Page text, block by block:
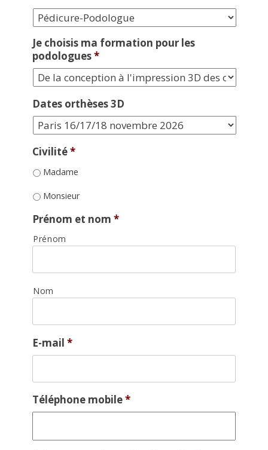
Je choisis ma formation pour les
podologues*
Dates orthèses 3D
Civilité*
Madame
Monsieur
Prénom et nom *
Prénom
Nom
E-mail *
Téléphone mobile*